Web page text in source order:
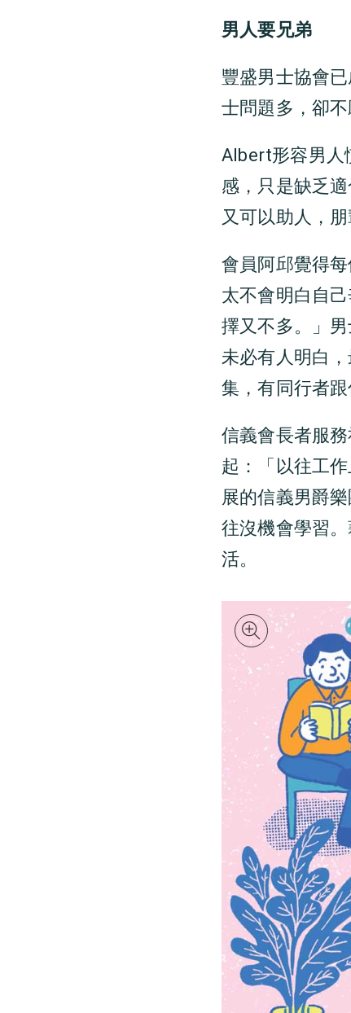
男人要兄弟
豐盛男士協會
士問題多，卻
Albert形容男人
感，只是缺乏
又可以助人，
會員阿邱覺得
太不會明白自
擇又不多。」
未必有人明白
集，有同行者
信義會長者服
起：「以往工
展的信義男爵
往沒機會學習
活。